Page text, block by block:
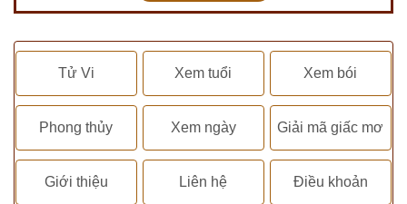
Tử Vi Xem tuổi Xem bói
Phong thủy Xem ngày Giải mã giấc mơ
Giới thiệu Liên hệ Điều khoản